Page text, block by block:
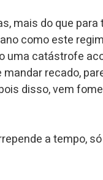
mais do que
como este
catástrofe
recado,
disso, vem
a tempo,